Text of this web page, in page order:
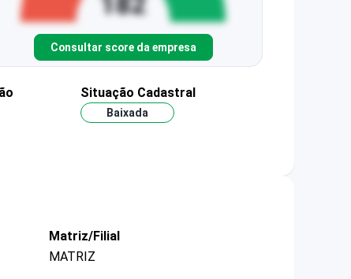
Consultar score da empresa
Situação Cadastral
Baixada
Matriz/Filial
MATRIZ